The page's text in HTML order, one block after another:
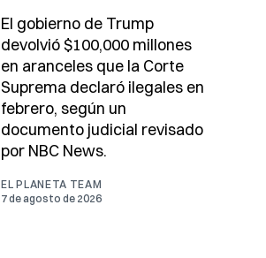
El gobierno de Trump
devolvió $100,000 millones
en aranceles que la Corte
Suprema declaró ilegales en
febrero, según un
documento judicial revisado
por NBC News.
EL PLANETA TEAM
7 de agosto de 2026